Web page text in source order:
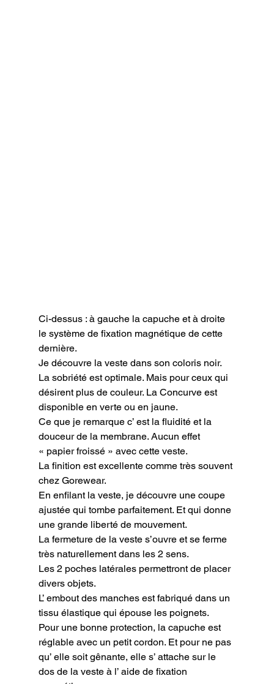
Ci-dessus : à gauche la capuche et à droite
le système de fixation magnétique de cette
dernière.
Je découvre la veste dans son coloris noir.
La sobriété est optimale. Mais pour ceux qui
désirent plus de couleur. La Concurve est
disponible en verte ou en jaune.
Ce que je remarque c’ est la fluidité et la
douceur de la membrane. Aucun effet
« papier froissé » avec cette veste.
La finition est excellente comme très souvent
chez Gorewear.
En enfilant la veste, je découvre une coupe
ajustée qui tombe parfaitement. Et qui donne
une grande liberté de mouvement.
La fermeture de la veste s’ouvre et se ferme
très naturellement dans les 2 sens.
Les 2 poches latérales permettront de placer
divers objets.
L’ embout des manches est fabriqué dans un
tissu élastique qui épouse les poignets.
Pour une bonne protection, la capuche est
réglable avec un petit cordon. Et pour ne pas
qu’ elle soit gênante, elle s’ attache sur le
dos de la veste à l’ aide de fixation